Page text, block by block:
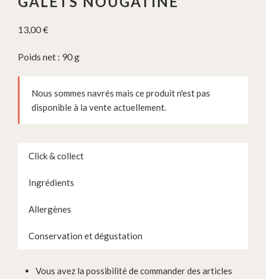
13,00€
Poids net : 90 g
Nous sommes navrés mais ce produit n'est pas
disponible à la vente actuellement.
Click & collect
Ingrédients
Allergènes
Conservation et dégustation
Vous avez la possibilité de commander des articles